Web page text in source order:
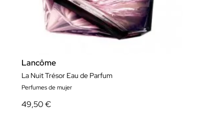
Lancôme
La Nuit Trésor Eau de Parfum
Perfumes de mujer
49,50 €